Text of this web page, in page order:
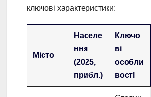
ключові характеристики:
Місто
Населе
ння
(2025,
прибл.)
Ключо
ві
особли
вості